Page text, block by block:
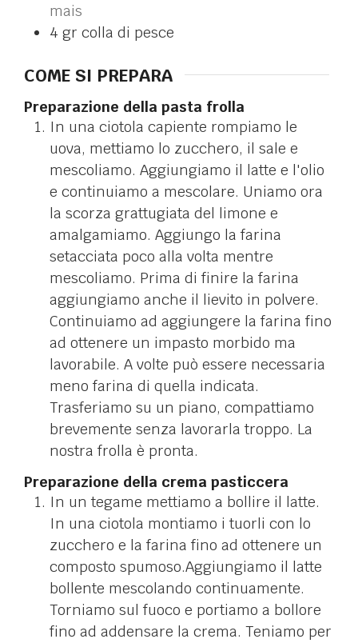
mais
4 gr colla di pesce
COME SI PREPARA
Preparazione della pasta frolla
In una ciotola capiente rompiamo le
uova, mettiamo lo zucchero, il sale e
mescoliamo. Aggiungiamo il latte e l'olio
e continuiamo a mescolare. Uniamo ora
la scorza grattugiata del limone e
amalgamiamo. Aggiungo la farina
setacciata poco alla volta mentre
mescoliamo. Prima di finire la farina
aggiungiamo anche il lievito in polvere.
Continuiamo ad aggiungere la farina fino
ad ottenere un impasto morbido ma
lavorabile. A volte può essere necessaria
meno farina di quella indicata.
Trasferiamo su un piano, compattiamo
brevemente senza lavorarla troppo. La
nostra frolla è pronta.
Preparazione della crema pasticcera
In un tegame mettiamo a bollire il latte.
In una ciotola montiamo i tuorli con lo
zucchero e la farina fino ad ottenere un
composto spumoso.Aggiungiamo il latte
bollente mescolando continuamente.
Torniamo sul fuoco e portiamo a bollore
fino ad addensare la crema. Teniamo per